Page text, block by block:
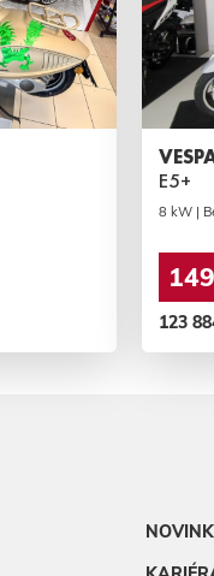
E5+
8 kW |
123